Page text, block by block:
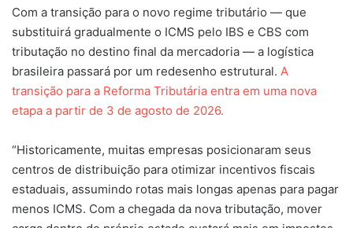
Com a transição para o novo regime tributário — que
substituirá gradualmente o ICMS pelo IBS e CBS com
tributação no destino final da mercadoria — a logística
brasileira passará por um redesenho estrutural. A
transição para a Reforma Tributária entra em uma nova
etapa a partir de 3 de agosto de 2026.
“Historicamente, muitas empresas posicionaram seus
centros de distribuição para otimizar incentivos fiscais
estaduais, assumindo rotas mais longas apenas para pagar
menos ICMS. Com a chegada da nova tributação, mover